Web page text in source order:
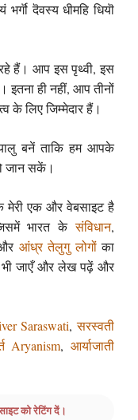
दॆवस्य धीमहि धियॊ
हैं। आप इस पृथ्वी, इस
ही नहीं, आप तीनों
के लिए जिम्मेदार हैं।
बनें ताकि हम आपके
जान सकें।
मेरी एक और वेबसाइट है
भारत केसंविधान,
आंध्र तेलुगु लोगोंका
भी जाएँ और लेख पढ़ें और
Saraswati,सरस्वती
Aryanism,आर्याजाती
को रेटिंग दें।